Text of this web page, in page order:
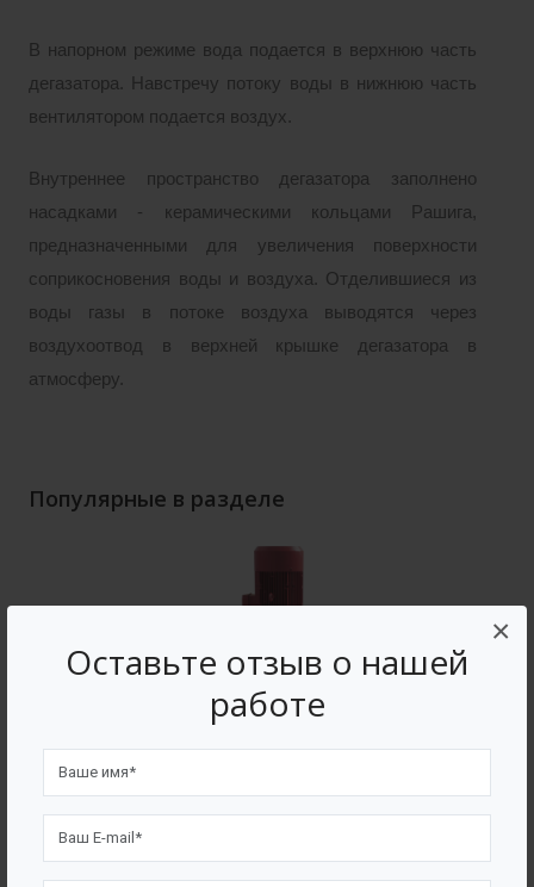
Оставьте отзыв о нашей
работе
×
В напорном режиме вода подается в верхнюю часть
дегазатора. Навстречу потоку воды в нижнюю часть
вентилятором подается воздух.
Внутреннее пространство дегазатора заполнено
насадками - керамическими кольцами Рашига,
предназначенными для увеличения поверхности
соприкосновения воды и воздуха. Отделившиеся из
воды газы в потоке воздуха выводятся через
воздухоотвод в верхней крышке дегазатора в
атмосферу.
Популярные в разделе